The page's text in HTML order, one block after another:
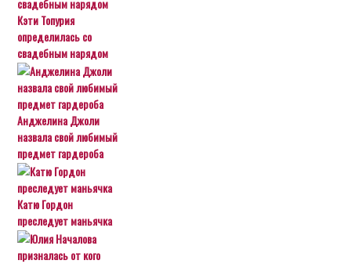
Кэти Топурия
определилась со
свадебным нарядом
Анджелина Джоли
назвала свой любимый
предмет гардероба
Катю Гордон
преследует маньячка